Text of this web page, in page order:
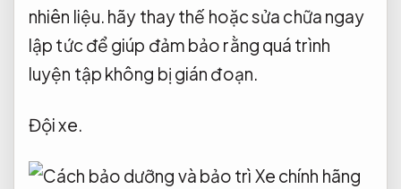
nhiên liệu. hãy thay thế hoặc sửa chữa ngay
lập tức để giúp đảm bảo rằng quá trình
luyện tập không bị gián đoạn.
Đội xe.